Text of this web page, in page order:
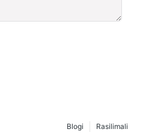
Rasilimali
Blogi